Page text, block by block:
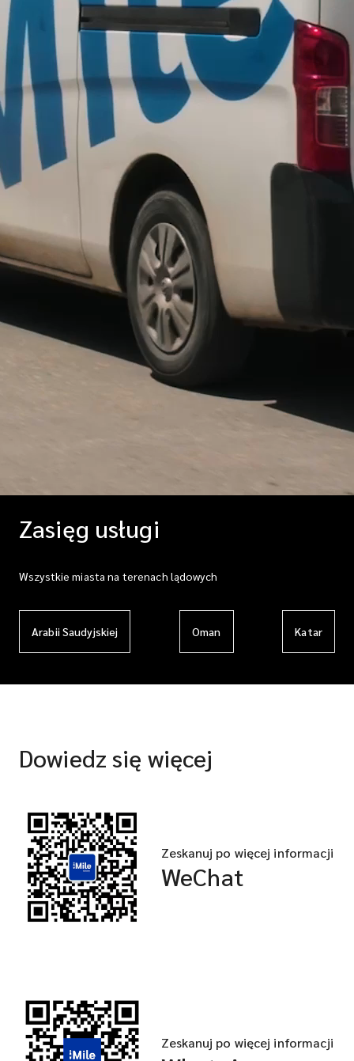
Zasięg usługi
Wszystkie miasta na terenach lądowych
Arabii Saudyjskiej Oman Katar
Dowiedz się więcej
Zeskanuj po więcej informacji
WeChat
Zeskanuj po więcej informacji